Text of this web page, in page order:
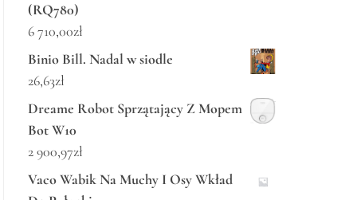
(RQ780)
6 710,00zł
Binio Bill. Nadal w siodle
26,63zł
Dreame Robot Sprzątający Z Mopem
Bot W10
2 900,97zł
Vaco Wabik Na Muchy I Osy Wkład